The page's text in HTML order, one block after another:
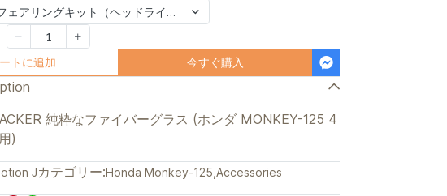
ェアリングキット（ヘッドライトなし）（テールライト非対応）
トに追加
今すぐ購入
純粋なファイバーグラス (ホンダ MONKEY-125 4
)
Jカテゴリー:Honda Monkey-125 Accessories